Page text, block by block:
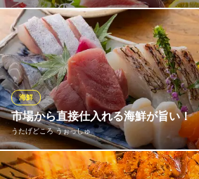
九州産本マグロ、活アジの姿造りを含む
ください！
薩摩ごかもん 大阪梅田本店
完全個室の九州料理店
大阪メトロ四つ橋線西梅田駅 徒歩2分
大阪府大阪市北区曽根崎新地2-1-18
市場から直接仕入れる海鮮が旨い！
うたげどころ うぉっしゅ
海鮮
毎日、中央市場から新鮮な魚を仕入れて